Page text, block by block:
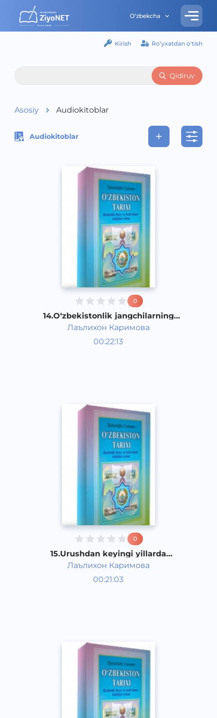
O‘zbekcha
Kirish Ro‘yxatdan o‘tish
Qidiruv
Asosiy Audiokitoblar
Audiokitoblar
0
14.O‘zbekistonlik jangchilarning
fashizmni tor-mor etishdagi jasoratlari
Лаълихон Каримова
00:22:13
O‘zbekiston tarixi 1 kurs
0
15.Urushdan keyingi yillarda
O‘zbekiston xalq xo‘jaligining ahvoli
Лаълихон Каримова
00:21:03
O‘zbekiston tarixi 1 kurs